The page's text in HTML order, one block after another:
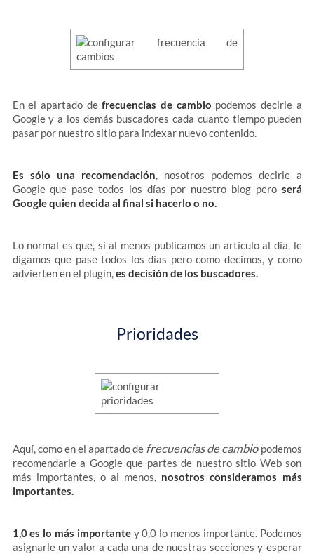
En el apartado defrecuencias de cambio podemos decirle a
Google y a los demás buscadores cada cuanto tiempo pueden
pasar por nuestro sitio para indexar nuevo contenido.
Es sólo una recomendación, nosotros podemos decirle a
Google que pase todos los días por nuestro blog pero será
Google quien decida al final si hacerlo o no.
Lo normal es que, si al menos publicamos un artículo al día, le
digamos que pase todos los días pero como decimos, y como
advierten en el plugin,es decisión de los buscadores.
Prioridades
Aquí, como en el apartado de frecuencias de cambiopodemos
recomendarle a Google que partes de nuestro sitio Web son
más importantes, o al menos, nosotros consideramos más
importantes.
1,0 es lo más importantey 0,0 lo menos importante. Podemos
asignarle un valor a cada una de nuestras secciones y esperar